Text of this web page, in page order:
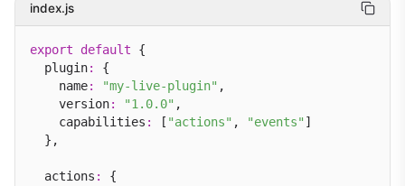
index.js
export default {
  plugin
:
{
    name
: "my-live-plugin" ,
    version
: "1.0.0" ,
    capabilities
: [ "actions" , "events" ]
  },
  actions
:
{